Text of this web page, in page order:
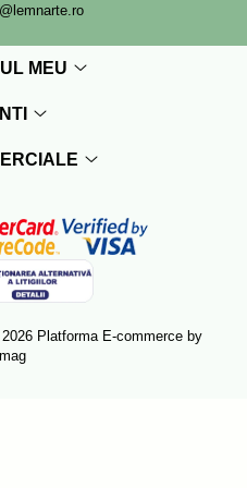
MEU
Platforma E-commerce by